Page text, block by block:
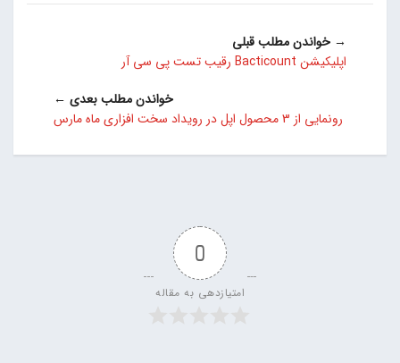
→ خواندن مطلب قبلی
اپلیکیشن Bacticount رقیب تست پی سی آر
خواندن مطلب بعدی ←
رونمایی از 3 محصول اپل در رویداد سخت افزاری ماه مارس
0
امتیازدهی به مقاله